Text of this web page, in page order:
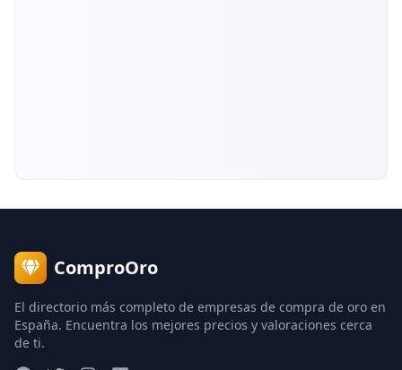
ComproOro
El directorio más completo de empresas de compra de oro en
España. Encuentra los mejores precios y valoraciones cerca
de ti.